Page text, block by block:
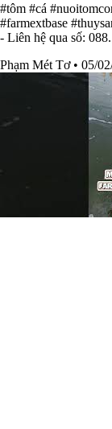
#tôm #cá
#farmextbase
- Liên hệ qua số:
Phạm Mét Tơ • 05/